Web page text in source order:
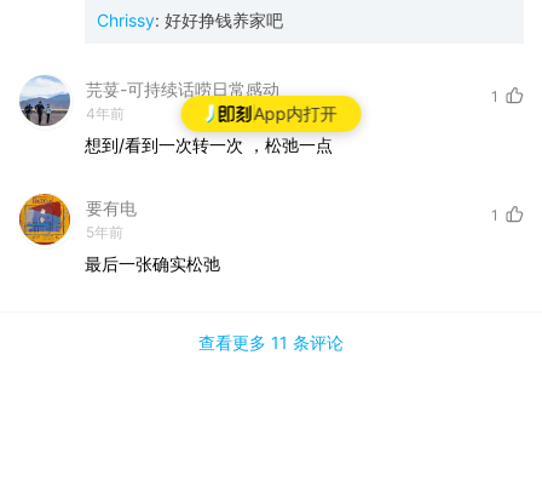
App内打开
Chrissy: 好好挣钱养家吧
芫荽-可持续话唠日常感动
4年前
1
想到/看到一次转一次 ，松弛一点
要有电
5年前
1
最后一张确实松弛
查看更多 11 条评论